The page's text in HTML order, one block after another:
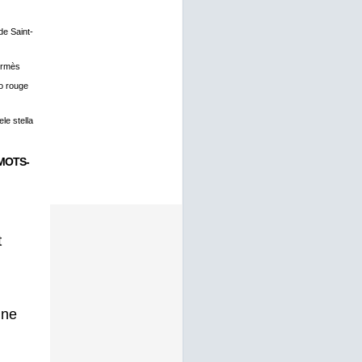
Saint-
rouge
stella